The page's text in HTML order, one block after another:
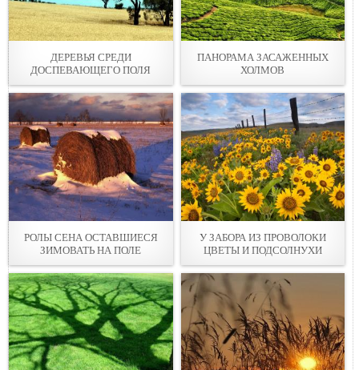
ДЕРЕВЬЯ СРЕДИ
ДОСПЕВАЮЩЕГО ПОЛЯ
ПАНОРАМА ЗАСАЖЕННЫХ
ХОЛМОВ
РОЛЫ СЕНА ОСТАВШИЕСЯ
ЗИМОВАТЬ НА ПОЛЕ
У ЗАБОРА ИЗ ПРОВОЛОКИ
ЦВЕТЫ И ПОДСОЛНУХИ